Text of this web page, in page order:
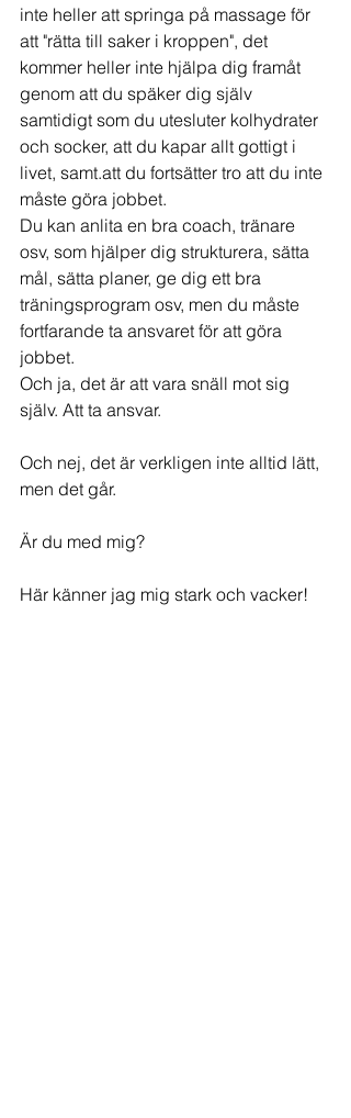
inte heller att springa på massage för
att "rätta till saker i kroppen", det
kommer heller inte hjälpa dig framåt
genom att du späker dig själv
samtidigt som du utesluter kolhydrater
och socker, att du kapar allt gottigt i
livet, samt.att du fortsätter tro att du inte
måste göra jobbet.
Du kan anlita en bra coach, tränare
osv, som hjälper dig strukturera, sätta
mål, sätta planer, ge dig ett bra
träningsprogram osv, men du måste
fortfarande ta ansvaret för att göra
jobbet.
Och ja, det är att vara snäll mot sig
själv. Att ta ansvar.
Och nej, det är verkligen inte alltid lätt,
men det går.
Är du med mig?
Här känner jag mig stark och vacker!